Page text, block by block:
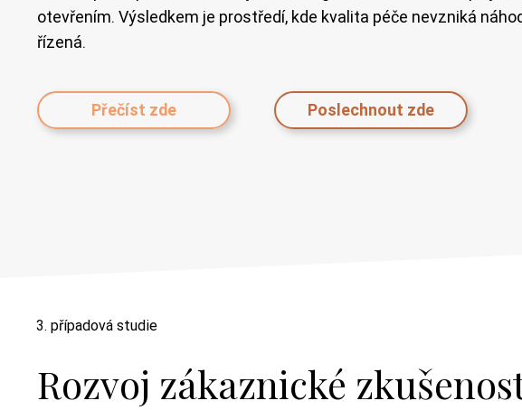
otevřením. Výsledkem je prostředí, kde kvalita péče nevzniká
řízená.
Přečíst zde
Rozvoj zákaznické
3. případová studie